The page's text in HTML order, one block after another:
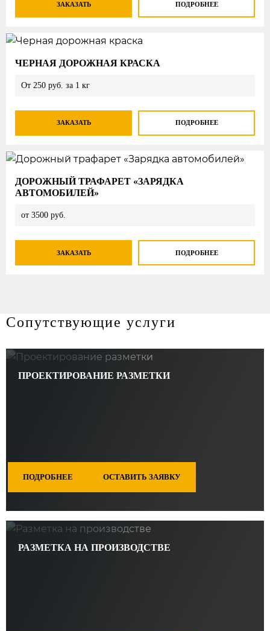
ЗАКАЗАТЬ ПОДРОБНЕЕ
ЧЕРНАЯ ДОРОЖНАЯ КРАСКА
От 250 руб. за 1 кг
ЗАКАЗАТЬ ПОДРОБНЕЕ
ДОРОЖНЫЙ ТРАФАРЕТ «ЗАРЯДКА
АВТОМОБИЛЕЙ»
от 3500 руб.
ЗАКАЗАТЬ ПОДРОБНЕЕ
Сопутствующие услуги
ПРОЕКТИРОВАНИЕ РАЗМЕТКИ
ПОДРОБНЕЕ ОСТАВИТЬ ЗАЯВКУ
РАЗМЕТКА НА ПРОИЗВОДСТВЕ